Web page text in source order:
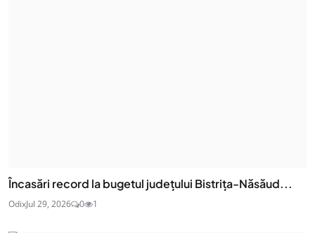
Încasări record la bugetul județului Bistrița-Năsăud...
OdixJul 29, 2026 0 1